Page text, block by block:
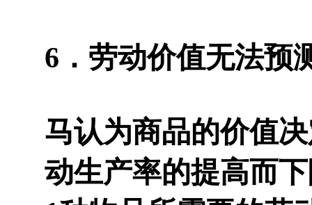
6．劳动价值无法预
马认为商品的价值
动生产率的提高而